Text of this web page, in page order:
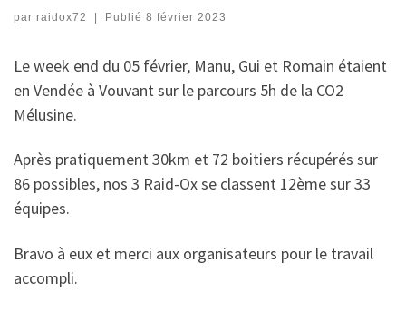
par raidox72 | Publié 8 février 2023
Le week end du 05 février, Manu, Gui et Romain étaient
en Vendée à Vouvant sur le parcours 5h de la CO2
Mélusine.
Après pratiquement 30km et 72 boitiers récupérés sur
86 possibles, nos 3 Raid-Ox se classent 12ème sur 33
équipes.
Bravo à eux et merci aux organisateurs pour le travail
accompli.